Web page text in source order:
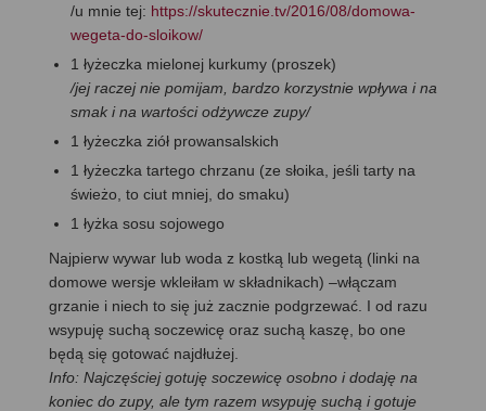
/u mnie tej: https://skutecznie.tv/2016/08/domowa-
wegeta-do-sloikow/
1 łyżeczka mielonej kurkumy (proszek)
/jej raczej nie pomijam, bardzo korzystnie wpływa i na
smak i na wartości odżywcze zupy/
1 łyżeczka ziół prowansalskich
1 łyżeczka tartego chrzanu (ze słoika, jeśli tarty na
świeżo, to ciut mniej, do smaku)
1 łyżka sosu sojowego
Najpierw wywar lub woda z kostką lub wegetą (linki na
domowe wersje wkleiłam w składnikach) –włączam
grzanie i niech to się już zacznie podgrzewać. I od razu
wsypuję suchą soczewicę oraz suchą kaszę, bo one
będą się gotować najdłużej.
Info: Najczęściej gotuję soczewicę osobno i dodaję na
koniec do zupy, ale tym razem wsypuję suchą i gotuje